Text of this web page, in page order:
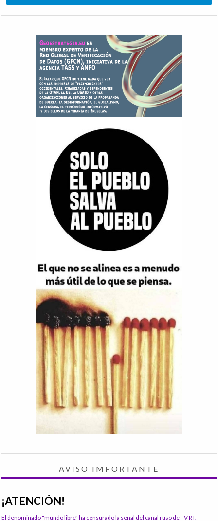
AVISO IMPORTANTE
¡ATENCIÓN!
El denominado "mundo libre" ha censurado la señal del canal ruso de TV RT.